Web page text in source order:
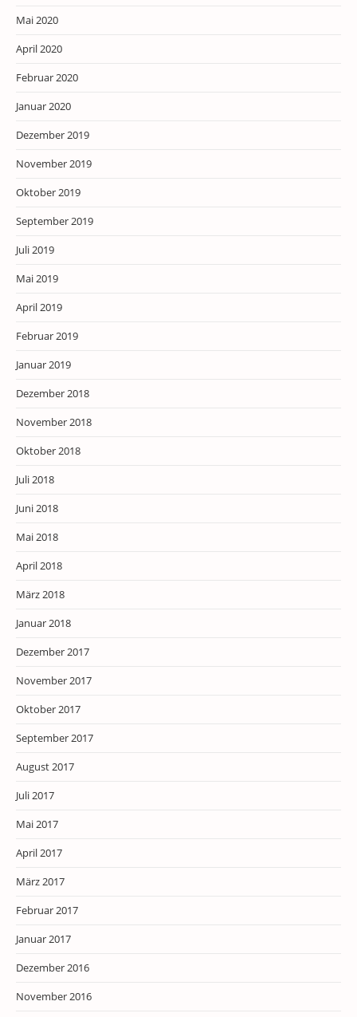
Mai 2020
April 2020
Februar 2020
Januar 2020
Dezember 2019
November 2019
Oktober 2019
September 2019
Juli 2019
Mai 2019
April 2019
Februar 2019
Januar 2019
Dezember 2018
November 2018
Oktober 2018
Juli 2018
Juni 2018
Mai 2018
April 2018
März 2018
Januar 2018
Dezember 2017
November 2017
Oktober 2017
September 2017
August 2017
Juli 2017
Mai 2017
April 2017
März 2017
Februar 2017
Januar 2017
Dezember 2016
November 2016